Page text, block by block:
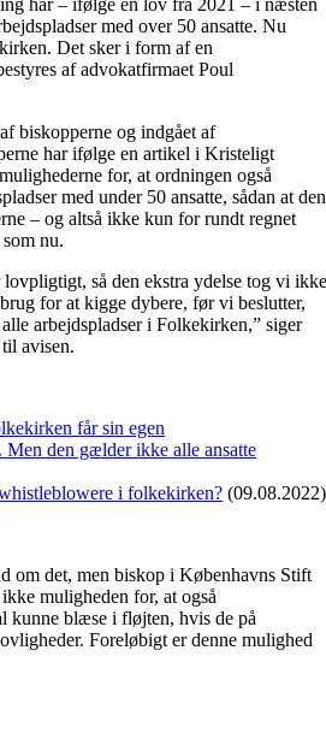
har – ifølge en lov fra 2021 – i næsten
med over 50 ansatte. Nu
Det sker i form af en
af advokatfirmaet Poul
biskopperne og indgået af
har ifølge en artikel i Kristeligt
for, at ordningen også
med under 50 ansatte, sådan at den
– og altså ikke kun for rundt regnet
nu.
så den ekstra ydelse tog vi
for at kigge dybere, før vi beslutter,
arbejdspladser i Folkekirken,” siger
avisen.
får sin egen
den gælder ikke alle ansatte
i folkekirken? (09.08.2022)
om det, men biskop i Københavns Stift
muligheden for, at også
kunne blæse i fløjten, hvis de på
Foreløbigt er denne mulighed